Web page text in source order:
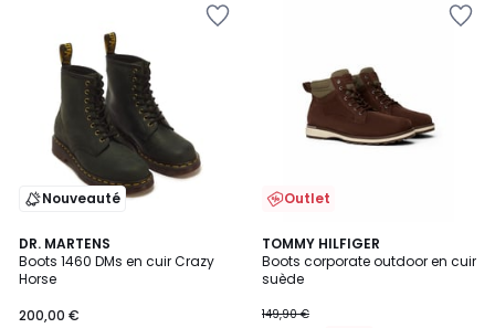
Nouveauté
DR. MARTENS
Boots 1460 DMs en cuir Crazy
Horse
200,00 €
Outlet
TOMMY HILFIGER
Boots corporate outdoor en cuir
suède
149,90 €